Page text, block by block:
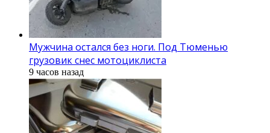
Мужчина остался без ноги. Под Тюменью
грузовик снес мотоциклиста
9 часов назад